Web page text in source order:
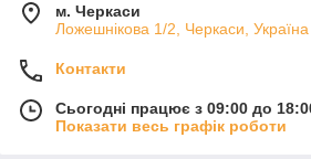
м. Черкаси
Ложешнікова 1/2, Черкаси, Україна
Контакти
Сьогодні працює з 09:00 до
Показати весь графік роботи